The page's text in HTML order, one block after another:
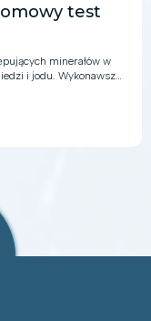
test
minerałów w
i jodu. Wykonawszy
odpowiednich
i stylu życia.